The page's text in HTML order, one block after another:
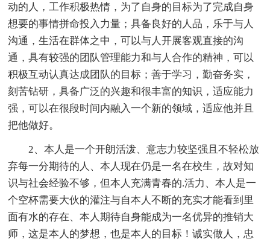
动的人，工作积极热情，为了自身的目标为了完成自身
想要的事情拼命投入力量；具备良好的人品，乐于与人
沟通，生活在群体之中，可以与人开展客观直接的沟
通，具有较强的团队管理能力和与人合作的精神，可以
积极互动认真达成团队的目标；善于学习，勤奋务实，
刻苦钻研，具备广泛的兴趣和很丰富的知识，适应能力
强，可以在很段时间内融入一个新的领域，适应他并且
把他做好。
2、本人是一个开朗活泼、意志力较坚强且不轻松放
弃每一分期待的人、本人现在仍是一名在校生，故对知
识与社会经验不够，但本人充满青春的.活力、本人是一
个空杯需要大伙的灌注与自本人不断的充实才能看到里
面有水的存在、本人期待自身能成为一名优异的推销大
师，这是本人的梦想，也是本人的目标！诚实做人，忠